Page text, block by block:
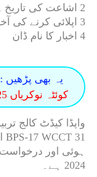
2 اشاعت کی تاریخ 31 اگست 2024 بروز ہفتہ
3 اپلائی کرنے کی آخری تاریخ 15 ستمبر 2024 بروز اتوار
4 اخبار کا نام ڈان
یہ بھی پڑھیں :
کوئٹہ نوکریاں 2025، ابھی اپلائے کریں
2024 ہے۔